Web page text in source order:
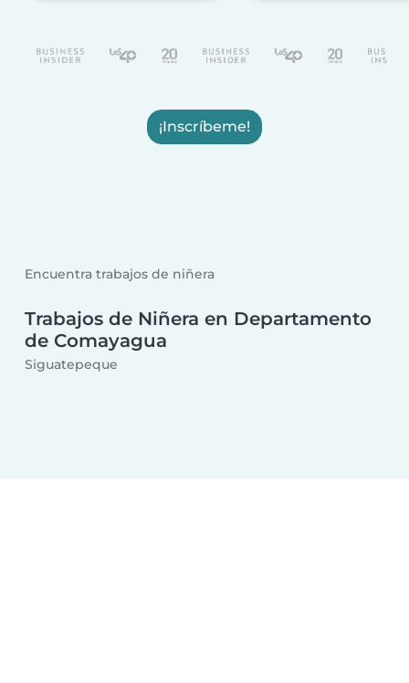
¡Inscríbeme!
Encuentra trabajos de niñera
Trabajos de Niñera en Departamento
de Comayagua
Siguatepeque